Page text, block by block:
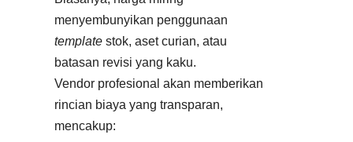
menyembunyikan penggunaan
templatestok, aset curian, atau
batasan revisi yang kaku.
Vendor profesional akan memberikan
rincian biaya yang transparan,
mencakup: